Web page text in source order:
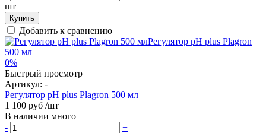
шт
Купить
Добавить к сравнению
0%
Быстрый просмотр
Артикул: -
Регулятор pH plus Plagron 500 мл
1 100 руб /шт
В наличии много
-
+